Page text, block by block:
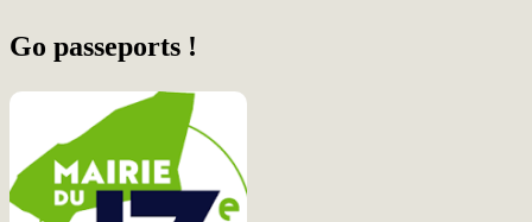
Go passeports !